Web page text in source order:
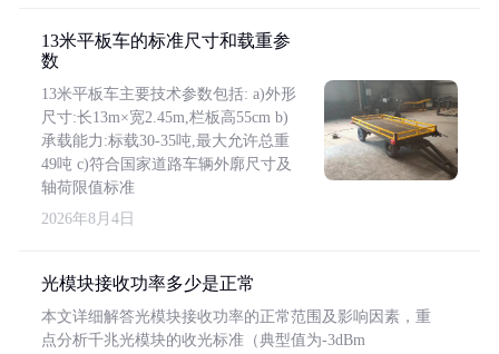
13米平板车的标准尺寸和载重参
数
13米平板车主要技术参数包括: a)外形
尺寸:长13m×宽2.45m,栏板高55cm b)
承载能力:标载30-35吨,最大允许总重
49吨 c)符合国家道路车辆外廓尺寸及
轴荷限值标准
2026年8月4日
光模块接收功率多少是正常
本文详细解答光模块接收功率的正常范围及影响因素，重
点分析千兆光模块的收光标准（典型值为-3dBm